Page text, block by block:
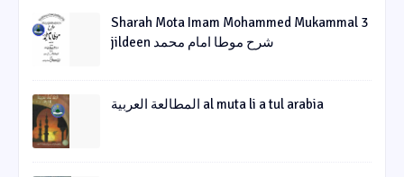
Sharah Mota Imam Mohammed Mukammal 3
jildeen شرح موطا امام محمد
المطالعة العربية al muta li a tul arabia